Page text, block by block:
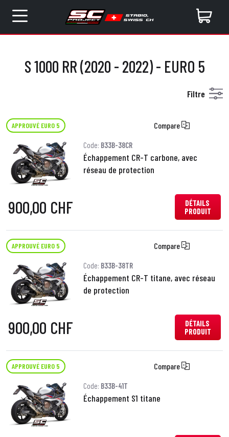
S 1000 RR (2020 - 2022) - EURO 5
Filtre
APPROUVÉ EURO 5 Compare
Code: B33B-38CR
Échappement CR-T carbone, avec
réseau de protection
900,00 CHF
DÉTAILS
PRODUIT
APPROUVÉ EURO 5 Compare
Code: B33B-38TR
Échappement CR-T titane, avec réseau
de protection
900,00 CHF
DÉTAILS
PRODUIT
APPROUVÉ EURO 5 Compare
Code: B33B-41T
Échappement S1 titane